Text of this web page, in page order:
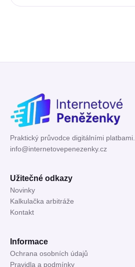
Praktický průvodce digitálními platbami.
info@internetovepenezenky.cz
Užitečné odkazy
Novinky
Kalkulačka arbitráže
Kontakt
Informace
Ochrana osobních údajů
Pravidla a podmínky